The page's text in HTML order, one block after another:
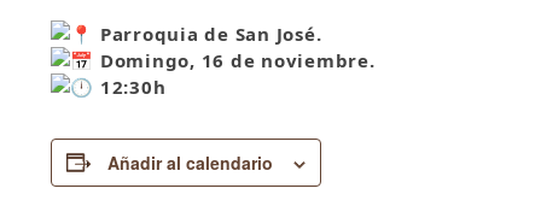
Parroquia de San José.
Domingo, 16 de noviembre.
12:30h
Añadir al calendario